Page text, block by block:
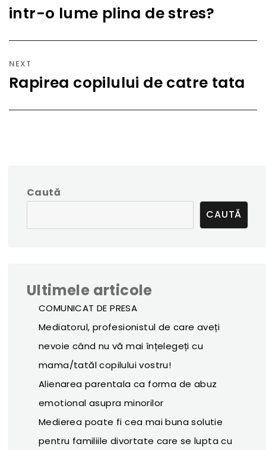
post:
intr-o lume plina de stres?
NEXT
Next
Rapirea copilului de catre tata
Caută
CAUTĂ
Ultimele articole
COMUNICAT DE PRESA
Mediatorul, profesionistul de care aveți
nevoie când nu vă mai înțelegeți cu
mama/tatăl copilului vostru!
Alienarea parentala ca forma de abuz
emotional asupra minorilor
Medierea poate fi cea mai buna solutie
pentru familiile divortate care se lupta cu